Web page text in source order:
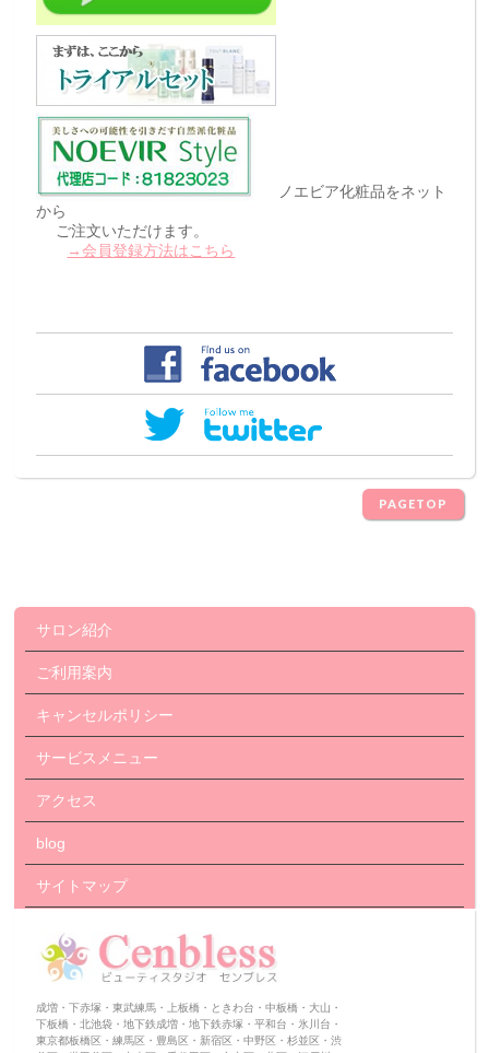
ノエビア化粧品をネット
から
ご注文いただけます。
→会員登録方法はこちら
PAGETOP
サロン紹介
ご利用案内
キャンセルポリシー
サービスメニュー
アクセス
blog
サイトマップ
成増・下赤塚・東武練馬・上板橋・ときわ台・中板橋・大山・
下板橋・北池袋・地下鉄成増・地下鉄赤塚・平和台・氷川台・
東京都板橋区・練馬区・豊島区・新宿区・中野区・杉並区・渋